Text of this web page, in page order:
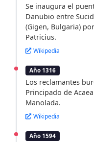
Se inaugura el
Danubio entre
(Gigen, Bulgaria)
Patricius.
Wikipedia
Año 1316
Los reclamantes
Principado de
Manolada.
Wikipedia
Año 1594